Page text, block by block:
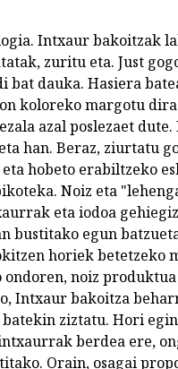
Intxaur bakoitzak
zuritu eta. Just
bat dauka. Hasiera
koloreko margotu
azal poslezaet dute.
han. Beraz, ziurtatu
hobeto erabiltzeko
Noiz eta
eta iodoa
bustitako egun
horiek betetzeko
noiz
Intxaur bakoitza
ziztatu. Hori
berdea ere,
Orain, osagai